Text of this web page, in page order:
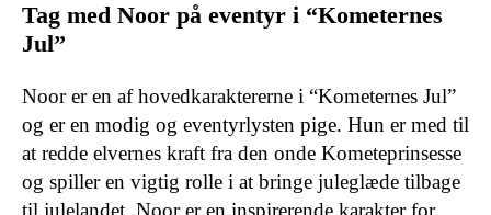
Tag med Noor på eventyr i “Kometernes
Jul”
Noor er en af hovedkaraktererne i “Kometernes Jul”
og er en modig og eventyrlysten pige. Hun er med til
at redde elvernes kraft fra den onde Kometeprinsesse
og spiller en vigtig rolle i at bringe juleglæde tilbage
til julelandet. Noor er en inspirerende karakter for